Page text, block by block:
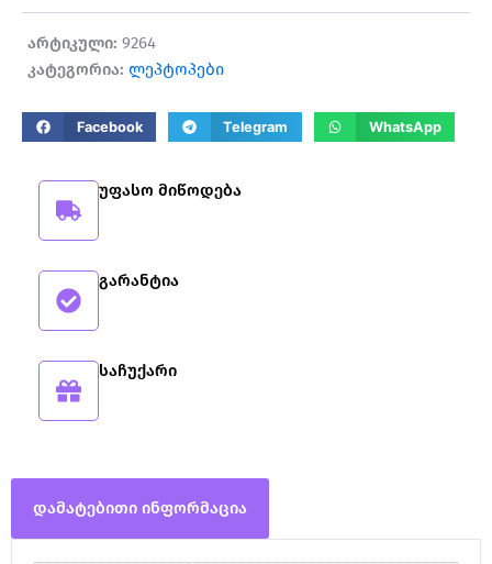
არტიკული: 9264
კატეგორია: ლეპტოპები
Facebook Telegram WhatsApp
უფასო მიწოდება
გარანტია
საჩუქარი
დამატებითი ინფორმაცია